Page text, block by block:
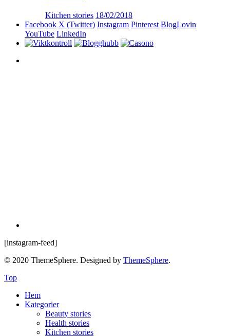
Kitchen stories 18/02/2018
Facebook X (Twitter) Instagram Pinterest BlogLovin
YouTube LinkedIn
[instagram-feed]
© 2020 ThemeSphere. Designed by ThemeSphere.
Top
Hem
Kategorier
Beauty stories
Health stories
Kitchen stories